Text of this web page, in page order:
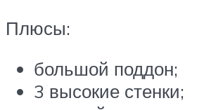
Плюсы:
большой поддон;
3 высокие стенки;